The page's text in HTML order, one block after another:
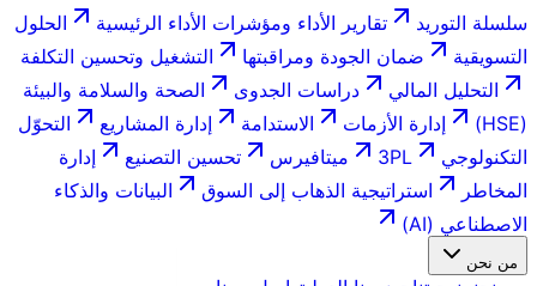
سلسلة التوريد تقارير الأداء ومؤشرات الأداء الرئيسية
الحلول
التسويقية
ضمان الجودة ومراقبتها
التشغيل وتحسين التكلفة
التحليل المالي
دراسات الجدوى
الصحة والسلامة والبيئة
(HSE)
إدارة الأزمات الاستدامة إدارة المشاريع
التحوّل
التكنولوجي
3PL ميتافيرس تحسين التصنيع
إدارة
المخاطر
استراتيجية الذهاب إلى السوق
البيانات والذكاء
الاصطناعي (AI)
من نحن